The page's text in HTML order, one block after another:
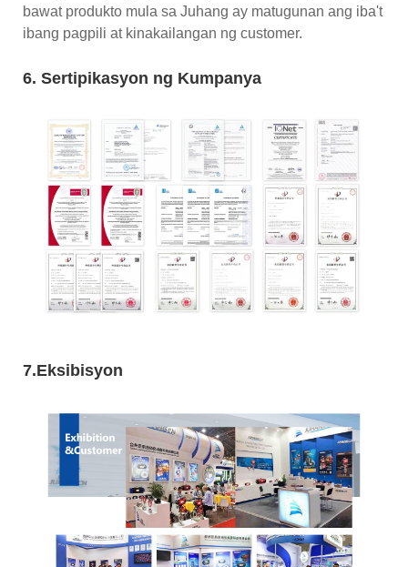
bawat produkto mula sa Juhang ay matugunan ang iba't
ibang pagpili at kinakailangan ng customer.
6. Sertipikasyon ng Kumpanya
7.Eksibisyon